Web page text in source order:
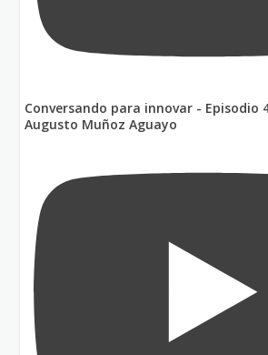
Conversando para innovar - Episodio
Augusto Muñoz Aguayo